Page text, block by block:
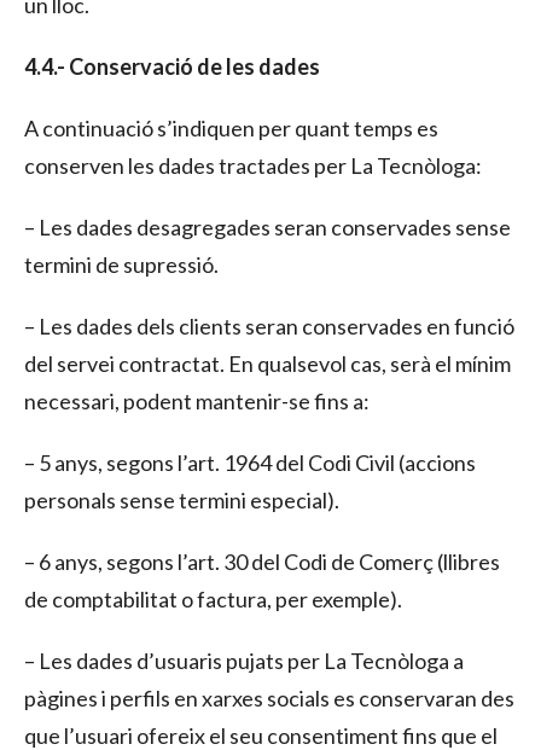
4.4.- Conservació de les dades
A continuació s’indiquen per quant temps es
conserven les dades tractades per La Tecnòloga:
– Les dades desagregades seran conservades sense
termini de supressió.
– Les dades dels clients seran conservades en funció
del servei contractat. En qualsevol cas, serà el mínim
necessari, podent mantenir-se fins a:
– 5 anys, segons l’art. 1964 del Codi Civil (accions
personals sense termini especial).
– 6 anys, segons l’art. 30 del Codi de Comerç (llibres
de comptabilitat o factura, per exemple).
– Les dades d’usuaris pujats per La Tecnòloga a
pàgines i perfils en xarxes socials es conservaran des
que l’usuari ofereix el seu consentiment fins que el